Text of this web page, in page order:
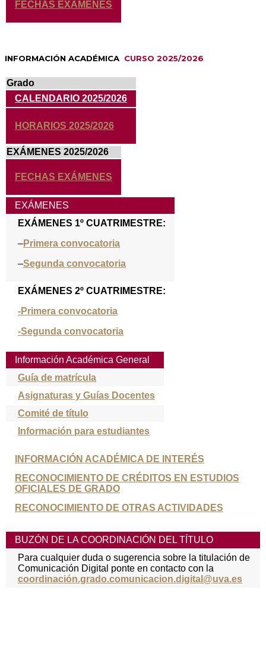
FECHAS EXÁMENES
INFORMACIÓN ACADÉMICA CURSO 2025/2026
Grado
CALENDARIO 2025/2026
HORARIOS 2025/2026
EXÁMENES 2025/2026
FECHAS EXÁMENES
EXÁMENES
EXÁMENES 1º CUATRIMESTRE:
–Primera convocatoria
–Segunda convocatoria
EXÁMENES 2º CUATRIMESTRE:
-Primera convocatoria
-Segunda convocatoria
Información Académica General
Guía de matrícula
Asignaturas y Guías Docentes
Comité de título
Información para estudiantes
INFORMACIÓN ACADÉMICA DE INTERÉS
RECONOCIMIENTO DE CRÉDITOS EN ESTUDIOS
OFICIALES DE GRADO
RECONOCIMIENTO DE OTRAS ACTIVIDADES
BUZÓN DE LA COORDINACIÓN DEL TÍTULO
Para cualquier duda o sugerencia sobre la titulación de
Comunicación Digital ponte en contacto con la
coordinación.grado.comunicacion.digital@uva.es